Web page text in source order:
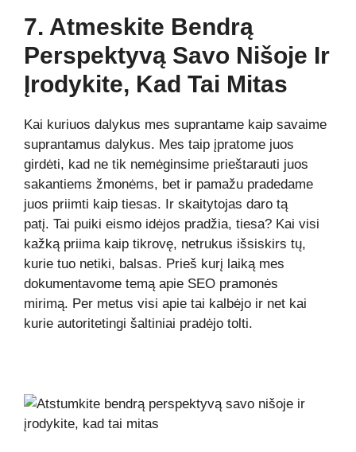
7. Atmeskite Bendrą
Perspektyvą Savo Nišoje Ir
Įrodykite, Kad Tai Mitas
Kai kuriuos dalykus mes suprantame kaip savaime
suprantamus dalykus. Mes taip įpratome juos
girdėti, kad ne tik nemėginsime prieštarauti juos
sakantiems žmonėms, bet ir pamažu pradedame
juos priimti kaip tiesas. Ir skaitytojas daro tą
patį. Tai puiki eismo idėjos pradžia, tiesa? Kai visi
kažką priima kaip tikrovę, netrukus išsiskirs tų,
kurie tuo netiki, balsas. Prieš kurį laiką mes
dokumentavome temą apie SEO pramonės
mirimą. Per metus visi apie tai kalbėjo ir net kai
kurie autoritetingi šaltiniai pradėjo tolti.